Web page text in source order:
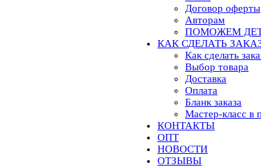
Договор оферты
Авторам
ПОМОЖЕМ
КАК СДЕЛАТЬ
Как сделать
Выбор товара
Доставка
Оплата
Бланк заказа
Мастер-класс в
КОНТАКТЫ
ОПТ
НОВОСТИ
ОТЗЫВЫ